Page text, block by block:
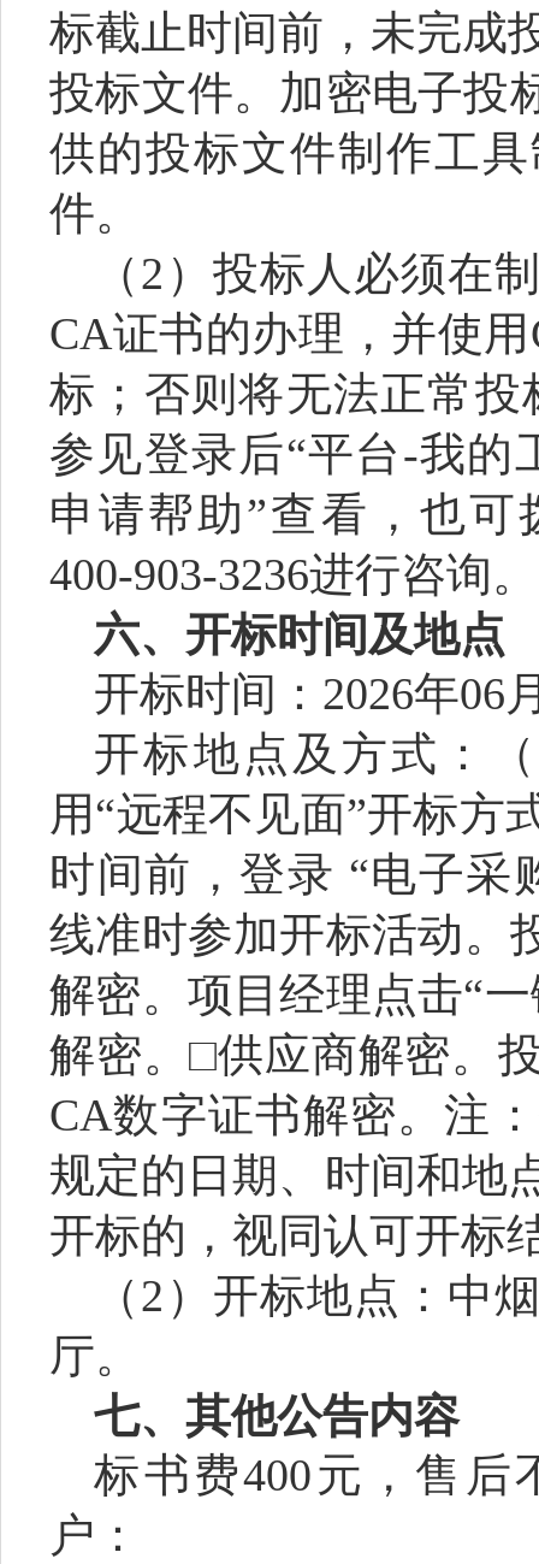
标截止时间前，未完成
投标文件。加密电子投
供的投标文件制作工
件。
（2）投标人必须在
CA证书的办理，并使
标；否则将无法正常
参见登录后“平台-我的
申请帮助”查看，也可
400-903-3236进行咨询。
六、开标时间及地点
开标时间： 2026年06
开标地点及方式：（
用“远程不见面”开标方
时间前，登录 “电子采
线准时参加开标活动。
解密。项目经理点击“
解密。□供应商解密。
CA数字证书解密。注
规定的日期、时间和地
开标的，视同认可开标
（2）开标地点：中
厅。
七、其他公告内容
标书费400元，售后
户：